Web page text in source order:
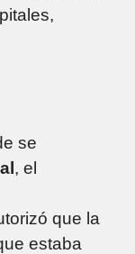
se
, el
que la
estaba